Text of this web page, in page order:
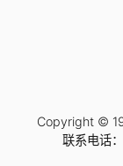
Copyright ©
联系电话